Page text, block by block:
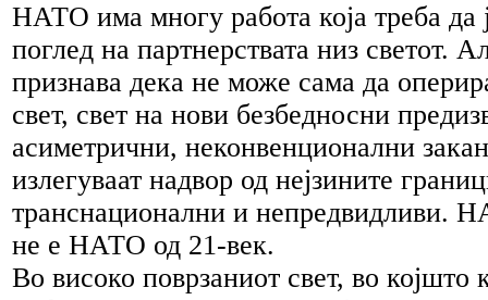
НАТО има многу работа која треба да
поглед на партнерствата низ светот.
признава дека не може сама да
свет, свет на нови безбедносни
асиметрични, неконвенционални
излегуваат надвор од нејзините
транснационални и непредвидливи.
не е НАТО од 21-век.
Во високо поврзаниот свет, во којшто